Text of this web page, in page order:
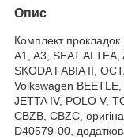
Опис
Комплект
A1, A3, SEAT
SKODA FABIA II,
Volkswagen
JETTA IV, POLO V,
CBZB, CBZC,
D40579-00,